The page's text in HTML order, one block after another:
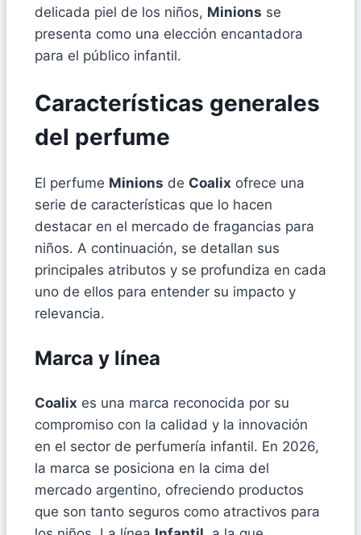
delicada piel de los niños, Minions se
presenta como una elección encantadora
para el público infantil.
Características generales
del perfume
El perfume Minions de Coalix ofrece una
serie de características que lo hacen
destacar en el mercado de fragancias para
niños. A continuación, se detallan sus
principales atributos y se profundiza en cada
uno de ellos para entender su impacto y
relevancia.
Marca y línea
Coalix es una marca reconocida por su
compromiso con la calidad y la innovación
en el sector de perfumería infantil. En 2026,
la marca se posiciona en la cima del
mercado argentino, ofreciendo productos
que son tanto seguros como atractivos para